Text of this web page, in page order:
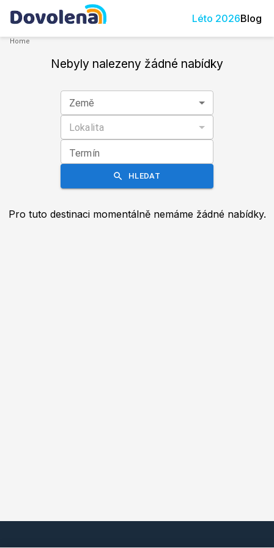
Léto 2026Blog
Home
Nebyly nalezeny žádné nabídky
Země
Lokalita
Termín
HLEDAT
Pro tuto destinaci momentálně nemáme žádné nabídky.